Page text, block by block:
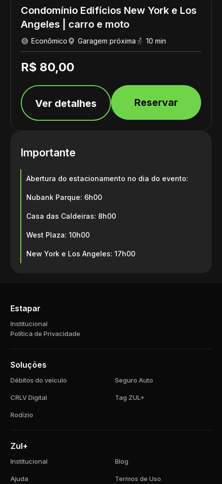
Condomínio Edifícios New York e Los
Angeles | carro e moto
Econômico Garagem próxima 10 min
R$ 80,00
Ver detalhes Reservar
Importante
Abertura do estacionamento no dia do evento:
Nubank Parque: 6h00
Casa das Caldeiras: 8h00
West Plaza: 10h00
New York e Los Angeles: 17h00
Estapar
Institucional
Política de Privacidade
Soluções
Débitos do veículo Seguro Auto
CRLV Digital Tag ZUL+
Rodízio
Zul+
Institucional Blog
Ajuda Termos de Uso